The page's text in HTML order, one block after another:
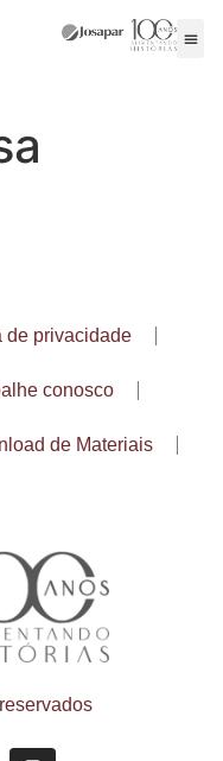
de privacidade
conosco
de Materiais